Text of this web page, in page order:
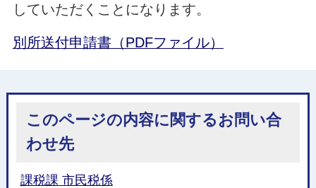
していただくことになります。
別所送付申請書（PDFファイル）
このページの内容に関するお問い合
わせ先
課税課 市民税係